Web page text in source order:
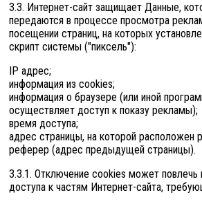
3.3. Интернет-сайт защищает Данные,
передаются в процессе просмотра
посещении страниц, на которых
скрипт системы ("пиксель"):
IP адрес;
информация из cookies;
информация о браузере (или иной
осуществляет доступ к показу рекламы);
время доступа;
адрес страницы, на которой расположен
реферер (адрес предыдущей страницы).
3.3.1. Отключение cookies может повлечь
доступа к частям Интернет-сайта,